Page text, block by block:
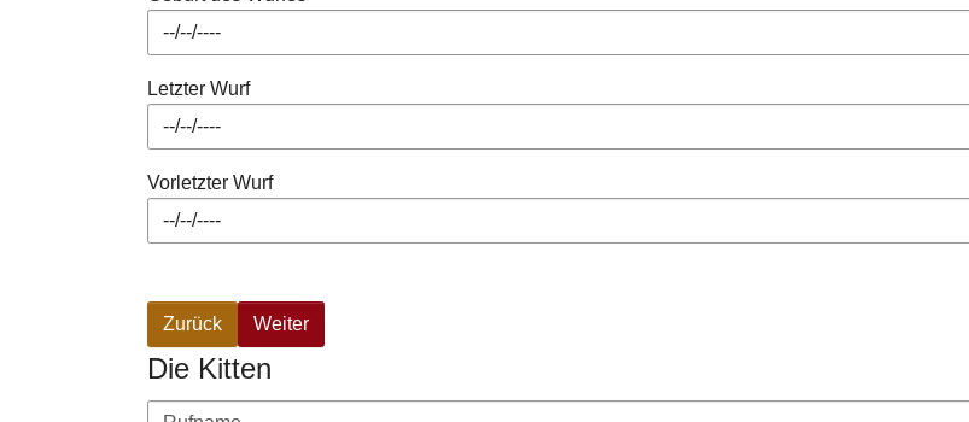
Letzter Wurf
Vorletzter Wurf
Zurück Weiter
Die Kitten